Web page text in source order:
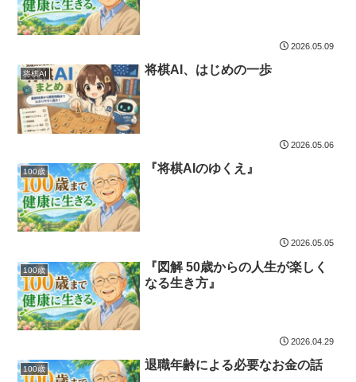
2026.05.09
将棋AI 将棋AI、はじめの一歩
2026.05.06
100歳 『将棋AIのゆくえ』
2026.05.05
100歳
『図解 50歳からの人生が楽しく
なる生き方』
2026.04.29
100歳 退職年齢による必要なお金の話